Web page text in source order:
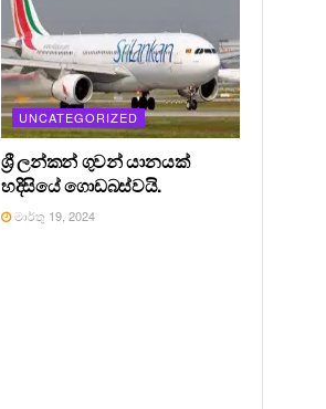
UNCATEGORIZED
ශ්‍රී ලන්කන් ගුවන් යානයක්
හදිසියේ ගොඩබස්වයි.
මාර්තු 19, 2024